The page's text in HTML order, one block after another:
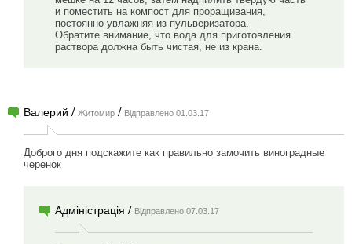
и поместить на компост для проращивания,
постоянно увлажняя из пульверизатора.
Обратите внимание, что вода для приготовления
раствора должна быть чистая, не из крана.
Валерий / Житомир / Відправлено 01.03.17
Доброго дня подскажите как правильно замочить виноградные
черенок
Адміністрація / Відправлено 07.03.17